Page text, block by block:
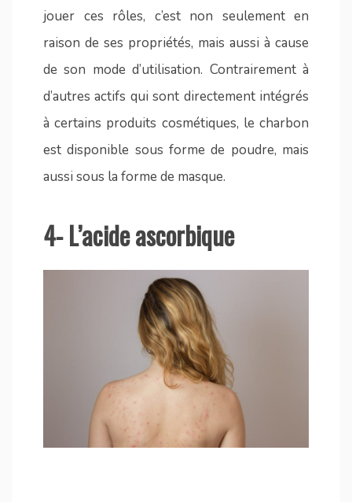
jouer ces rôles, c’est non seulement en
raison de ses propriétés, mais aussi à cause
de son mode d’utilisation. Contrairement à
d’autres actifs qui sont directement intégrés
à certains produits cosmétiques, le charbon
est disponible sous forme de poudre, mais
aussi sous la forme de masque.
4- L’acide ascorbique